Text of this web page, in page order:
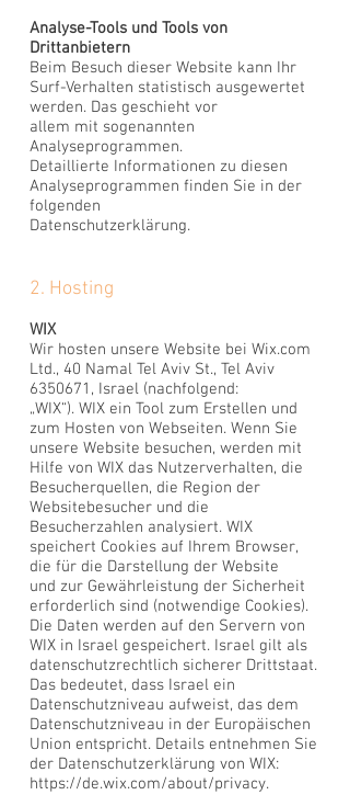
Analyse-Tools und Tools von
Drittanbietern
Beim Besuch dieser Website kann Ihr
Surf-Verhalten statistisch ausgewertet
werden. Das geschieht vor
allem mit sogenannten
Analyseprogrammen.
Detaillierte Informationen zu diesen
Analyseprogrammen finden Sie in der
folgenden
Datenschutzerklärung.
2. Hosting
WIX
Wir hosten unsere Website bei Wix.com
Ltd., 40 Namal Tel Aviv St., Tel Aviv
6350671 , Israel (nachfolgend:
„WIX“). WIX ein Tool zum Erstellen und
zum Hosten von Webseiten. Wenn Sie
unsere Website besuchen, werden mit
Hilfe von WIX das Nutzerverhalten, die
Besucherquellen, die Region der
Websitebesucher und die
Besucherzahlen analysiert. WIX
speichert Cookies auf Ihrem Browser,
die für die Darstellung der Website
und zur Gewährleistung der Sicherheit
erforderlich sind (notwendige Cookies).
Die Daten werden auf den Servern von
WIX in Israel gespeichert. Israel gilt als
datenschutzrechtlich sicherer Drittstaat.
Das bedeutet, dass Israel ein
Datenschutzniveau aufweist, das dem
Datenschutzniveau in der Europäischen
Union entspricht. Details entnehmen Sie
der Datenschutzerklärung von WIX:
https://de.wix.com/about/privacy.